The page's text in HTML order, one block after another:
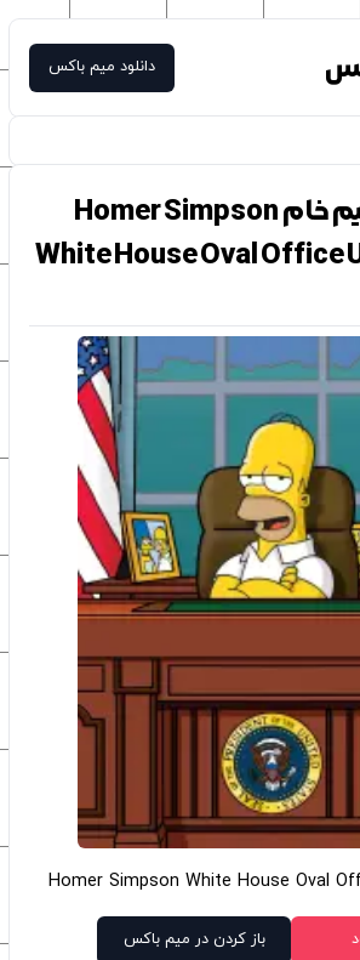
دانلود میم باکس
دانلود قالب میم خام Homer Simpson
White House Oval Office
Homer Simpson White House Oval
باز کردن در میم باکس